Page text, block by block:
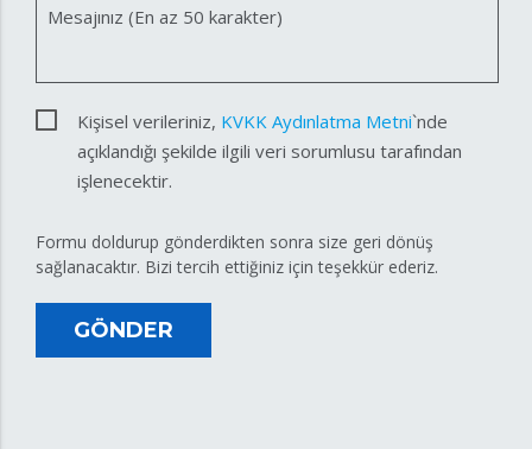
Mesajınız (En az 50 karakter)
Kişisel verileriniz, KVKK Aydınlatma Metni`nde
açıklandığı şekilde ilgili veri sorumlusu tarafından
işlenecektir.
Formu doldurup gönderdikten sonra size geri dönüş
sağlanacaktır. Bizi tercih ettiğiniz için teşekkür ederiz.
GÖNDER